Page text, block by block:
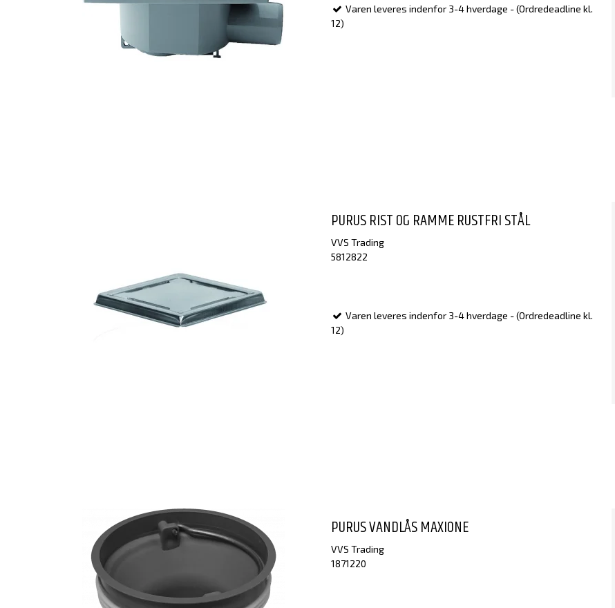
Varen leveres indenfor 3-4 hverdage - (Ordredeadline kl.
12)
PURUS RIST OG RAMME RUSTFRI STÅL
VVS Trading
5812822
Varen leveres indenfor 3-4 hverdage - (Ordredeadline kl.
12)
PURUS VANDLÅS MAXIONE
VVS Trading
1871220